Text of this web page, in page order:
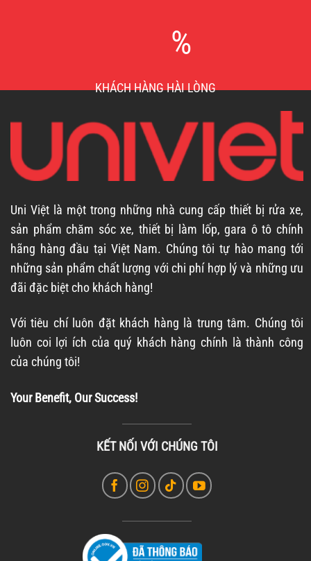
%
KHÁCH HÀNG HÀI LÒNG
Uni Việt là một trong những nhà cung cấp thiết bị rửa xe,
sản phẩm chăm sóc xe, thiết bị làm lốp, gara ô tô chính
hãng hàng đầu tại Việt Nam. Chúng tôi tự hào mang tới
những sản phẩm chất lượng với chi phí hợp lý và những ưu
đãi đặc biệt cho khách hàng!
Với tiêu chí luôn đặt khách hàng là trung tâm. Chúng tôi
luôn coi lợi ích của quý khách hàng chính là thành công
của chúng tôi!
Your Benefit, Our Success!
KẾT NỐI VỚI CHÚNG TÔI